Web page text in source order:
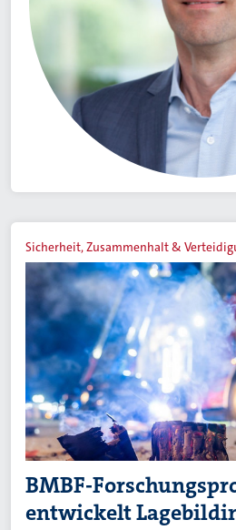
Sicherheit, Zusammenhalt &
BMBF-
entwickelt